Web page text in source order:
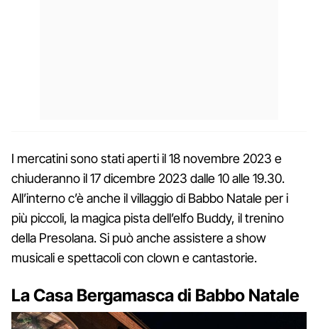
I mercatini sono stati aperti il 18 novembre 2023 e
chiuderanno il 17 dicembre 2023 dalle 10 alle 19.30.
All’interno c’è anche il villaggio di Babbo Natale per i
più piccoli, la magica pista dell’elfo Buddy, il trenino
della Presolana. Si può anche assistere a show
musicali e spettacoli con clown e cantastorie.
La Casa Bergamasca di Babbo Natale